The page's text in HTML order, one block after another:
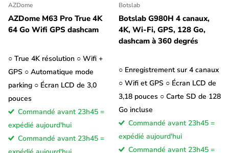
AZDome
AZDome M63 Pro True 4K
64 Go Wifi GPS dashcam
○ True 4K résolution ○ Wifi +
GPS ○ Automatique mode
parking ○ Écran LCD de 3,0
pouces
Commandé avant 23h45 =
expédié aujourd'hui
Commandé avant 23h45 =
Botslab
Botslab G980H 4 canaux,
4K, Wi-Fi, GPS, 128 Go,
dashcam à 360 degrés
○ Enregistrement sur 4 canaux
○ Wifi et GPS ○ Écran LCD de
3,18 pouces ○ Carte SD de 128
Go incluse
Commandé avant 23h45 =
expédié aujourd'hui
Commandé avant 23h45 =